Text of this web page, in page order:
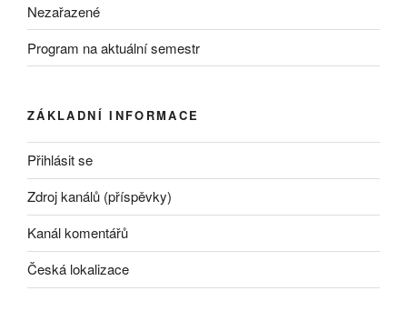
Nezařazené
Program na aktuální semestr
ZÁKLADNÍ INFORMACE
Přihlásit se
Zdroj kanálů (příspěvky)
Kanál komentářů
Česká lokalizace